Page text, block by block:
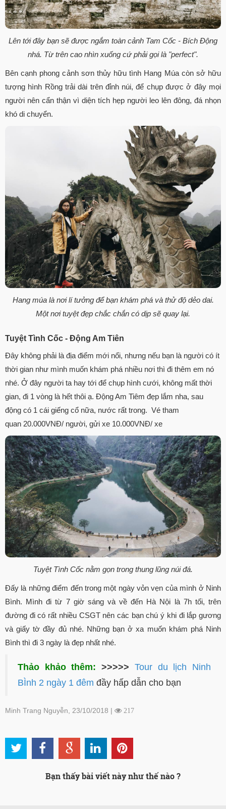
Lên tới đây bạn sẽ được ngắm toàn cảnh Tam Cốc - Bích Động
nhá. Từ trên cao nhìn xuống cứ phải gọi là "perfect".
Bên cạnh phong cảnh sơn thủy hữu tình Hang Múa còn sở hữu
tượng hình Rồng trải dài trên đỉnh núi, để chụp được ở đây mọi
người nên cẩn thận vì diện tích hẹp người leo lên đông, đá nhọn
khó di chuyển.
Hang múa là nơi lí tưởng để bạn khám phá và thử độ dẻo dai.
Một nơi tuyệt đẹp chắc chắn có dịp sẽ quay lại.
Tuyệt Tình Cốc - Động Am Tiên
Đây không phải là địa điểm mới nổi, nhưng nếu bạn là người có ít
thời gian như mình muốn khám phá nhiều nơi thì đi thêm em nó
nhé. Ở đây người ta hay tới để chụp hình cưới, không mất thời
gian, đi 1 vòng là hết thôi ạ. Động Am Tiêm đẹp lắm nha, sau
động có 1 cái giếng cổ nữa, nước rất trong. Vé tham
quan 20.000VNĐ/ người, gửi xe 10.000VNĐ/ xe
Tuyệt Tình Cốc nằm gọn trong thung lũng núi đá.
Đấy là những điểm đến trong một ngày vỏn vẹn của mình ở Ninh
Bình. Mình đi từ 7 giờ sáng và về đến Hà Nội là 7h tối, trên
đường đi có rất nhiều CSGT nên các bạn chú ý khi đi lắp gương
và giấy tờ đầy đủ nhé. Những bạn ở xa muốn khám phá Ninh
Bình thì đi 3 ngày là đẹp nhất nhé.
Thảo khảo thêm: >>>>> Tour du lịch Ninh
BÌnh 2 ngày 1 đêm đầy hấp dẫn cho bạn
Minh Trang Nguyễn, 23/10/2018 | 217
Bạn thấy bài viết này như thế nào ?